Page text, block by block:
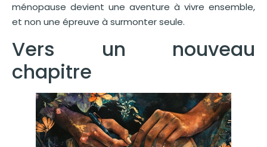
ménopause devient une aventure à vivre ensemble,
et non une épreuve à surmonter seule.
Vers un nouveau
chapitre